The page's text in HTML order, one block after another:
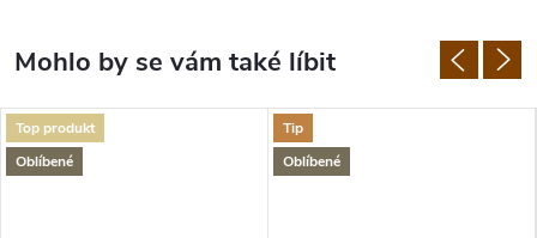
Top produkt
Oblíbené
Tip
Oblíbené